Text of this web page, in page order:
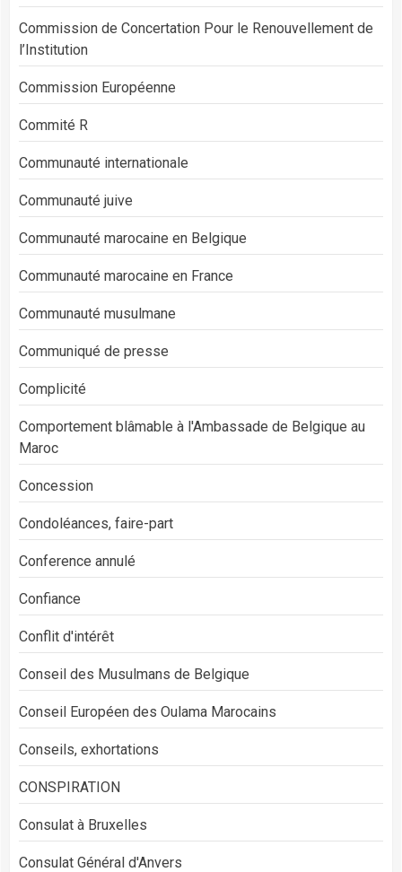
Commission de Concertation Pour le Renouvellement de
l’Institution
Commission Européenne
Commité R
Communauté internationale
Communauté juive
Communauté marocaine en Belgique
Communauté marocaine en France
Communauté musulmane
Communiqué de presse
Complicité
Comportement blâmable à l'Ambassade de Belgique au
Maroc
Concession
Condoléances, faire-part
Conference annulé
Confiance
Conflit d'intérêt
Conseil des Musulmans de Belgique
Conseil Européen des Oulama Marocains
Conseils, exhortations
CONSPIRATION
Consulat à Bruxelles
Consulat Général d'Anvers